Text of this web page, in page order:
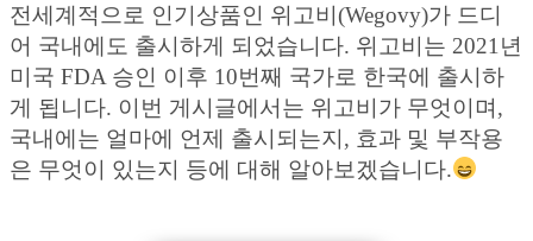
전세계적으로 인기상품인 위고비(Wegovy)가 드디
어 국내에도 출시하게 되었습니다. 위고비는 2021년
미국 FDA 승인 이후 10번째 국가로 한국에 출시하
게 됩니다. 이번 게시글에서는 위고비가 무엇이며,
국내에는 얼마에 언제 출시되는지, 효과 및 부작용
은 무엇이 있는지 등에 대해 알아보겠습니다.